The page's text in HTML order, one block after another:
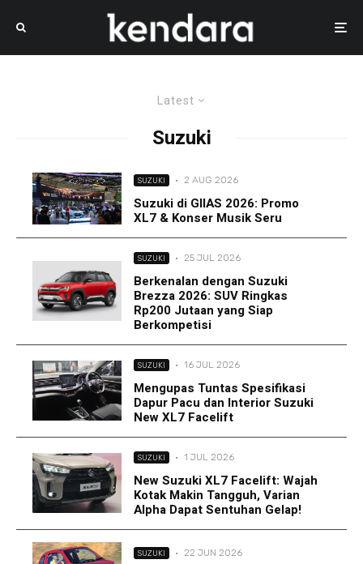
Latest
Suzuki
SUZUKI · 2 AUG 2026
Suzuki di GIIAS 2026: Promo
XL7 & Konser Musik Seru
SUZUKI · 25 JUL 2026
Berkenalan dengan Suzuki
Brezza 2026: SUV Ringkas
Rp200 Jutaan yang Siap
Berkompetisi
SUZUKI · 16 JUL 2026
Mengupas Tuntas Spesifikasi
Dapur Pacu dan Interior Suzuki
New XL7 Facelift
SUZUKI · 1 JUL 2026
New Suzuki XL7 Facelift: Wajah
Kotak Makin Tangguh, Varian
Alpha Dapat Sentuhan Gelap!
SUZUKI · 22 JUN 2026